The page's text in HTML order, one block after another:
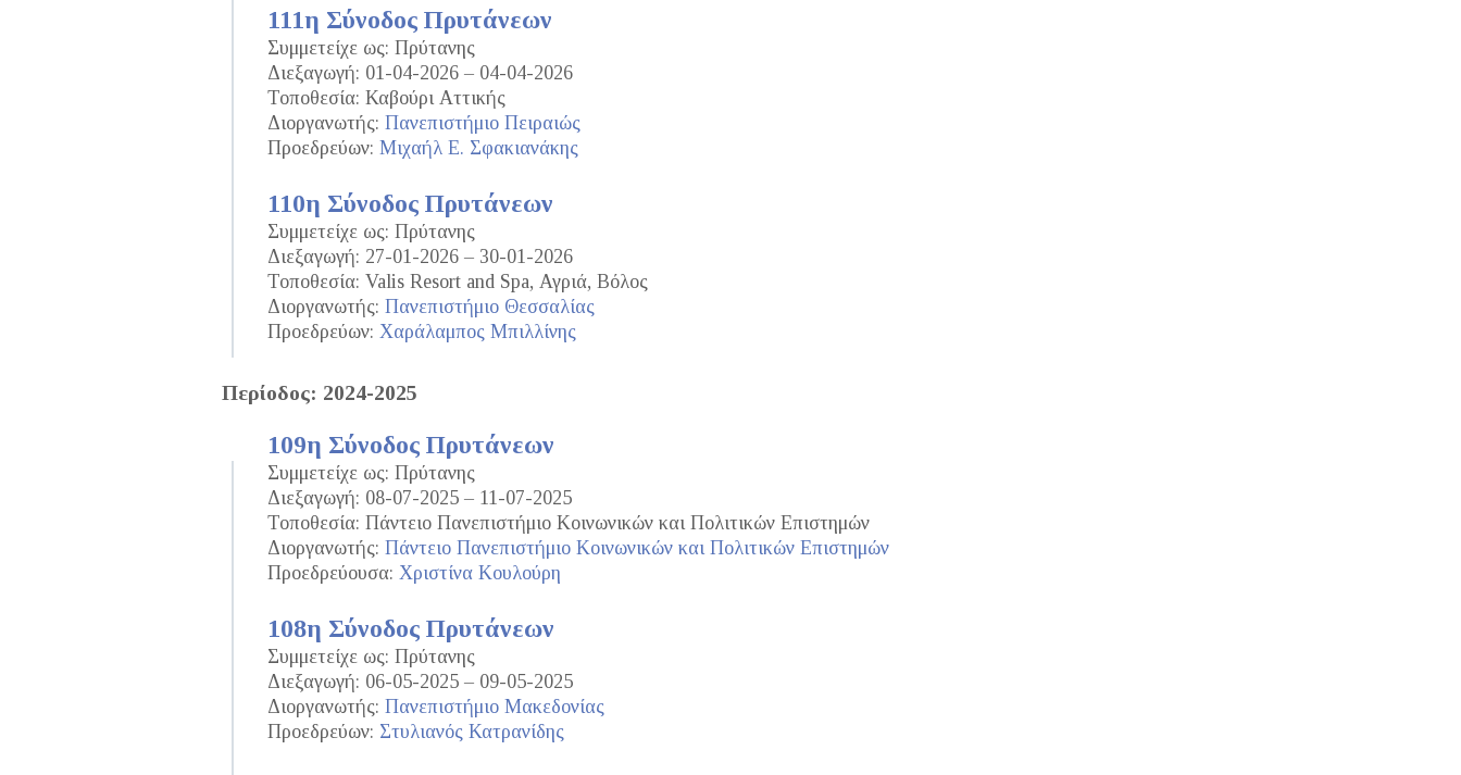
111η Σύνοδος Πρυτάνεων
Συμμετείχε ως: Πρύτανης
Διεξαγωγή: 01-04-2026 – 04-04-2026
Τοποθεσία: Καβούρι Αττικής
Διοργανωτής: Πανεπιστήμιο Πειραιώς
Προεδρεύων: Μιχαήλ Ε. Σφακιανάκης
110η Σύνοδος Πρυτάνεων
Συμμετείχε ως: Πρύτανης
Διεξαγωγή: 27-01-2026 – 30-01-2026
Τοποθεσία: Valis Resort and Spa, Αγριά, Βόλος
Διοργανωτής: Πανεπιστήμιο Θεσσαλίας
Προεδρεύων: Χαράλαμπος Μπιλλίνης
Περίοδος: 2024-2025
109η Σύνοδος Πρυτάνεων
Συμμετείχε ως: Πρύτανης
Διεξαγωγή: 08-07-2025 – 11-07-2025
Τοποθεσία: Πάντειο Πανεπιστήμιο Κοινωνικών και Πολιτικών Επιστημών
Διοργανωτής: Πάντειο Πανεπιστήμιο Κοινωνικών και Πολιτικών Επιστημών
Προεδρεύουσα: Χριστίνα Κουλούρη
108η Σύνοδος Πρυτάνεων
Συμμετείχε ως: Πρύτανης
Διεξαγωγή: 06-05-2025 – 09-05-2025
Διοργανωτής: Πανεπιστήμιο Μακεδονίας
Προεδρεύων: Στυλιανός Κατρανίδης